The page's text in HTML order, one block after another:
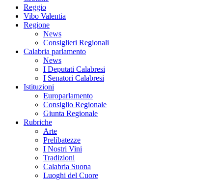
Reggio
Vibo Valentia
Regione
News
Consiglieri Regionali
Calabria parlamento
News
I Deputati Calabresi
I Senatori Calabresi
Istituzioni
Europarlamento
Consiglio Regionale
Giunta Regionale
Rubriche
Arte
Prelibatezze
I Nostri Vini
Tradizioni
Calabria Suona
Luoghi del Cuore